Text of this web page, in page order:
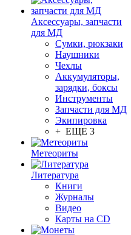
Аксессуары, запчасти
для МД
Сумки, рюкзаки
Наушники
Чехлы
Аккумуляторы,
зарядки, боксы
Инструменты
Запчасти для МД
Экипировка
+ ЕЩЕ 3
Метеориты
Литература
Книги
Журналы
Видео
Карты на CD